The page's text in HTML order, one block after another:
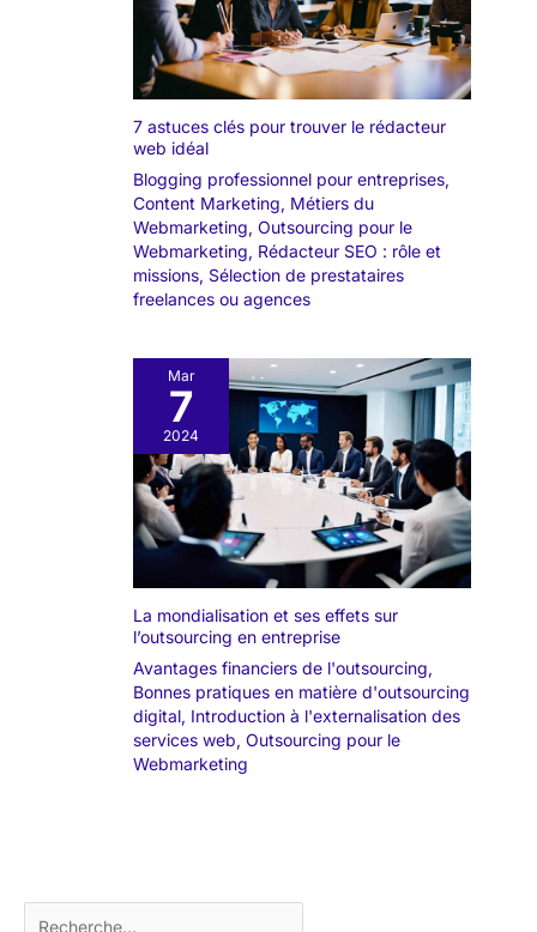
7 astuces clés pour trouver le rédacteur
web idéal
Blogging professionnel pour entreprises,
Content Marketing, Métiers du
Webmarketing, Outsourcing pour le
Webmarketing, Rédacteur SEO : rôle et
missions, Sélection de prestataires
freelances ou agences
Mar
7
2024
La mondialisation et ses effets sur
l’outsourcing en entreprise
Avantages financiers de l'outsourcing,
Bonnes pratiques en matière d'outsourcing
digital, Introduction à l'externalisation des
services web, Outsourcing pour le
Webmarketing